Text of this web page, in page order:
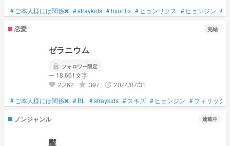
# ご本人様には関係❌ #straykids #hyunlix # ヒョンリクス # ヒョンジン #
恋愛 完結
ゼラニウム
lock フォロワー限定
ー 18,661文字
favorite 2,262 grade 397 update 2024/07/31
# ご本人様には関係❌ #BL #straykids # スキズ # ヒョンジン #フィリック
ノンジャンル 連載中
黶